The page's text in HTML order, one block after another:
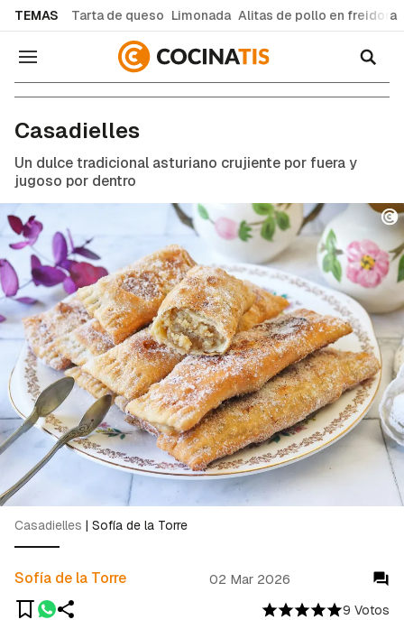
TEMAS Tarta de queso Limonada Alitas de pollo en freidora
Navegación
Casadielles
Un dulce tradicional asturiano crujiente por fuera y
jugoso por dentro
9 Votos
Sofía de la Torre 02 Mar 2026
Casadielles | Sofía de la Torre